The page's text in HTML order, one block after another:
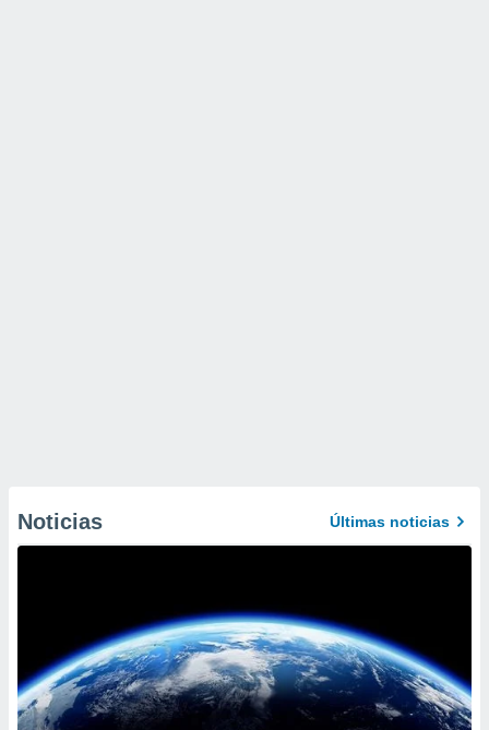
Noticias Últimas noticias